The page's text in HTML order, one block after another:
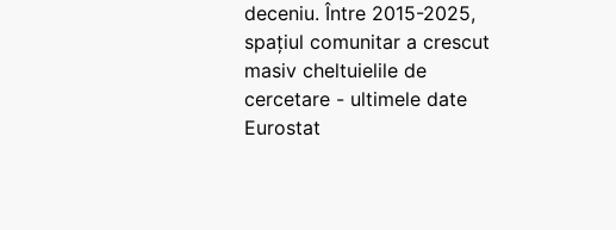
deceniu. Între 2015-2025,
spațiul comunitar a crescut
masiv cheltuielile de
cercetare - ultimele date
Eurostat